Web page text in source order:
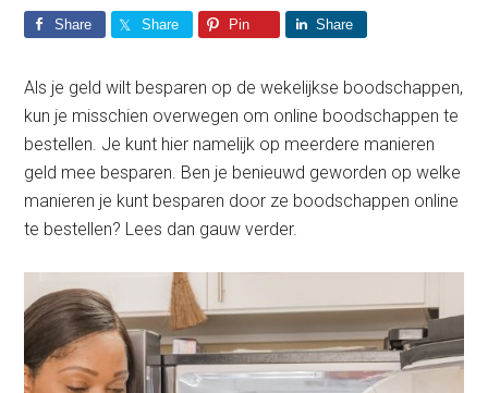
Share Share Pin Share
Als je geld wilt besparen op de wekelijkse boodschappen,
kun je misschien overwegen om online boodschappen te
bestellen. Je kunt hier namelijk op meerdere manieren
geld mee besparen. Ben je benieuwd geworden op welke
manieren je kunt besparen door ze boodschappen online
te bestellen? Lees dan gauw verder.